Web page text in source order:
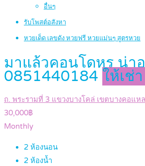
อื่นๆ
รับโพสต์อสังหา
หวยเด็ด เลขดัง หวยฟรี หวยแม่นๆ สูตรหวย
มาแล้วคอนโดหรู น่า
0851440184 ให้เช่
ถ. พระรามที่ 3 แขวงบางโคล่ เขตบางคอแ
30,000฿
Monthly
2 ห้องนอน
2 ห้องน้ำ